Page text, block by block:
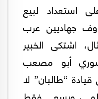
استعداد لبيع
جهاديين عرب
اشتكى الخبير
أبو مصعب
“طالبان” لا